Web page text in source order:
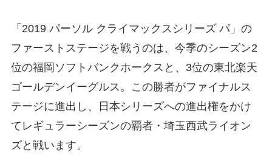
「2019 パーソル クライマックスシリーズ パ」の
ファーストステージを戦うのは、今季のシーズン2
位の福岡ソフトバンクホークスと、3位の東北楽天
ゴールデンイーグルス。この勝者がファイナルス
テージに進出し、日本シリーズへの進出権をかけ
てレギュラーシーズンの覇者・埼玉西武ライオン
ズと戦います。